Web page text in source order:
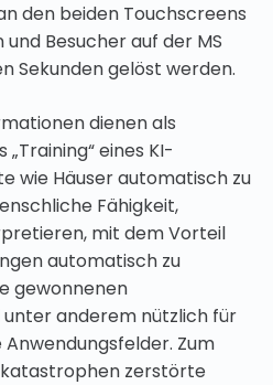
den beiden Touchscreens
Besucher auf der MS
Sekunden gelöst werden.
dienen als
eines KI-
wie Häuser automatisch zu
Fähigkeit,
mit dem Vorteil
automatisch zu
gewonnenen
anderem nützlich für
Zum
zerstörte